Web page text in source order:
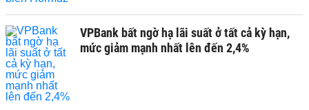
VPBank bất ngờ hạ lãi suất ở tất cả kỳ hạn,
mức giảm mạnh nhất lên đến 2,4%